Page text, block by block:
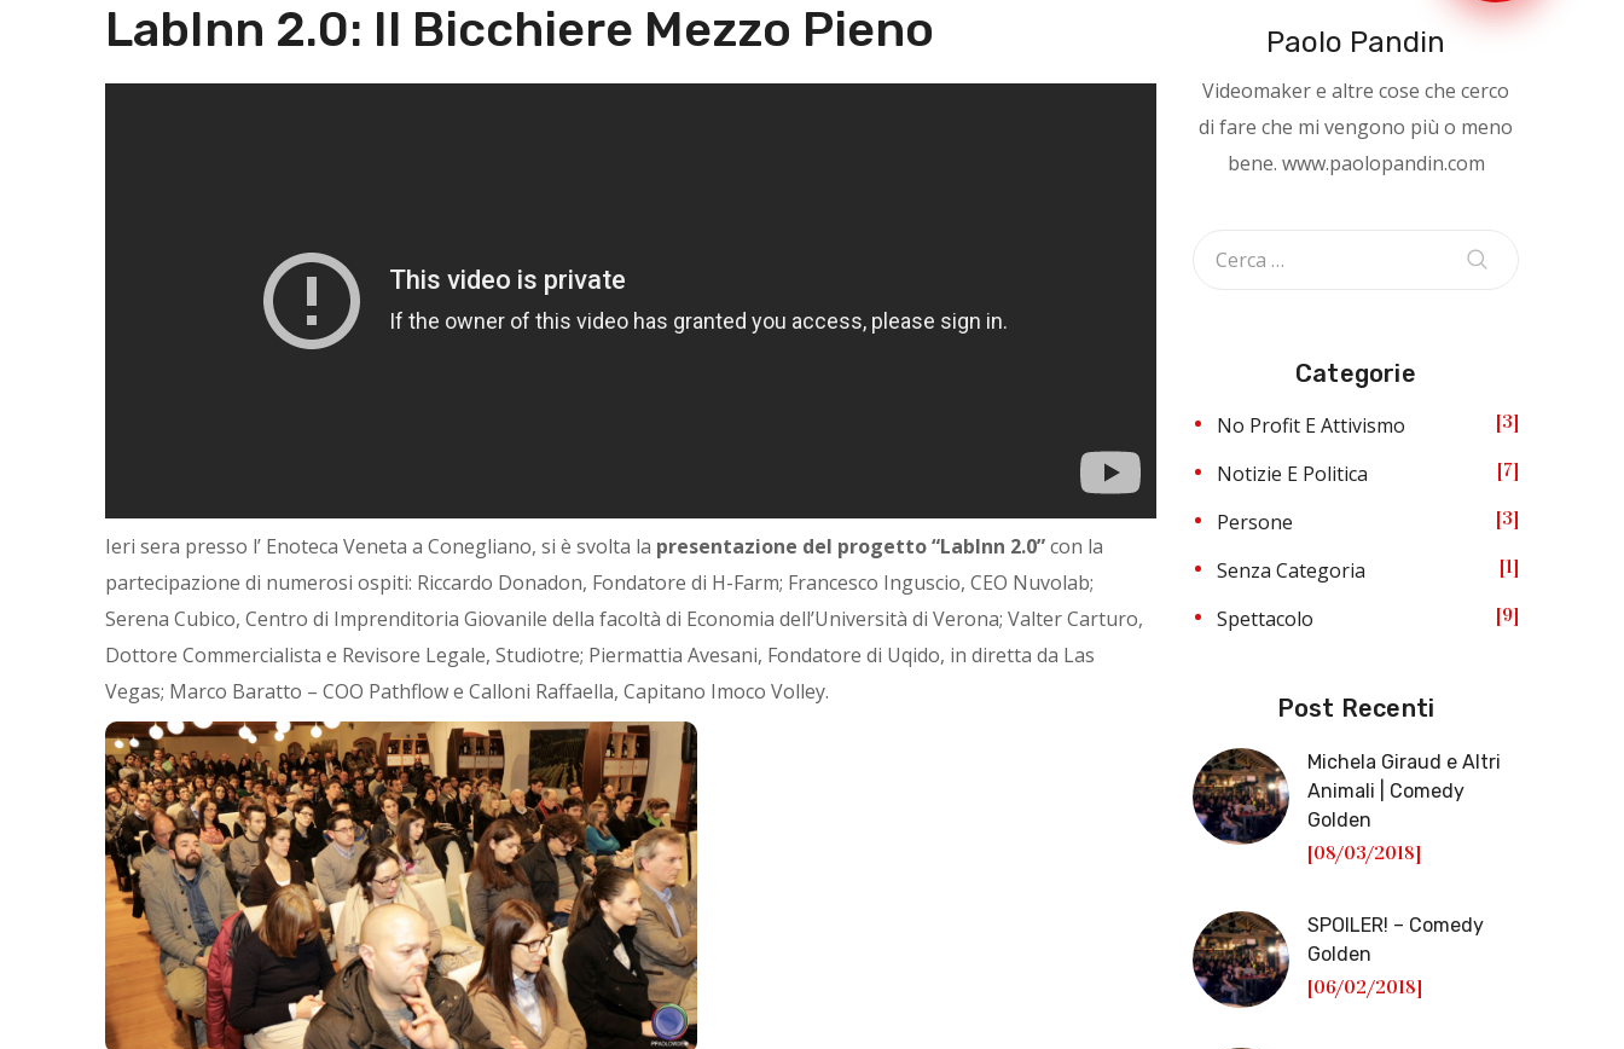
LabInn 2.0: Il Bicchiere Mezzo Pieno
Ieri sera presso l’ Enoteca Veneta a Conegliano, si è svolta la presentazione del progetto “LabInn 2.0”con la
partecipazione di numerosi ospiti: Riccardo Donadon, Fondatore di H-Farm; Francesco Inguscio, CEO Nuvolab;
Serena Cubico, Centro di Imprenditoria Giovanile della facoltà di Economia dell’Università di Verona; Valter Carturo,
Dottore Commercialista e Revisore Legale, Studiotre; Piermattia Avesani, Fondatore di Uqido, in diretta da Las
Vegas; Marco Baratto – COO Pathflow e Calloni Raffaella, Capitano Imoco Volley.
Paolo Pandin
Videomaker e altre cose che cerco
di fare che mi vengono più o meno
bene. www.paolopandin.com
Categorie
No Profit E Attivismo 3
Notizie E Politica 7
Persone 3
Senza Categoria 1
Spettacolo 9
Post Recenti
Michela Giraud e Altri
Animali | Comedy
Golden
[08/03/2018]
SPOILER! – Comedy
Golden
[06/02/2018]